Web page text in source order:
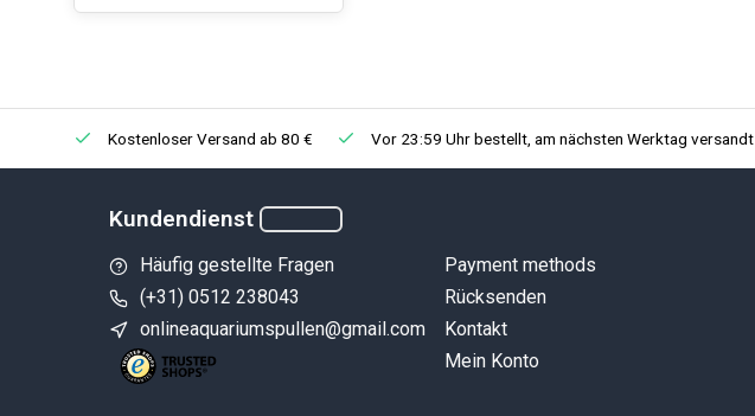
Kostenloser Versand ab 80 € Vor 23:59 Uhr bestellt, am nächsten Werktag versandt
Kundendienst
Häufig gestellte Fragen
(+31) 0512 238043
onlineaquariumspullen@gmail.com
Payment methods
Rücksenden
Kontakt
Mein Konto